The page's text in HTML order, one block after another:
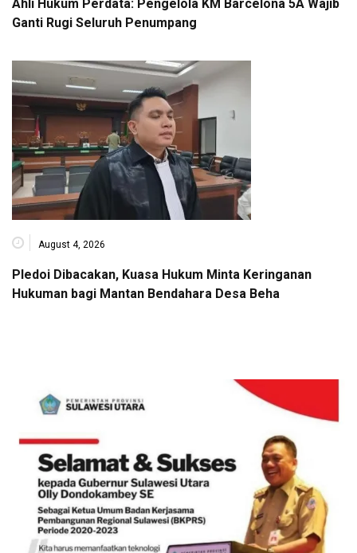
Ahli Hukum Perdata: Pengelola KM Barcelona 5A Wajib
Ganti Rugi Seluruh Penumpang
August 4, 2026
Pledoi Dibacakan, Kuasa Hukum Minta Keringanan
Hukuman bagi Mantan Bendahara Desa Beha